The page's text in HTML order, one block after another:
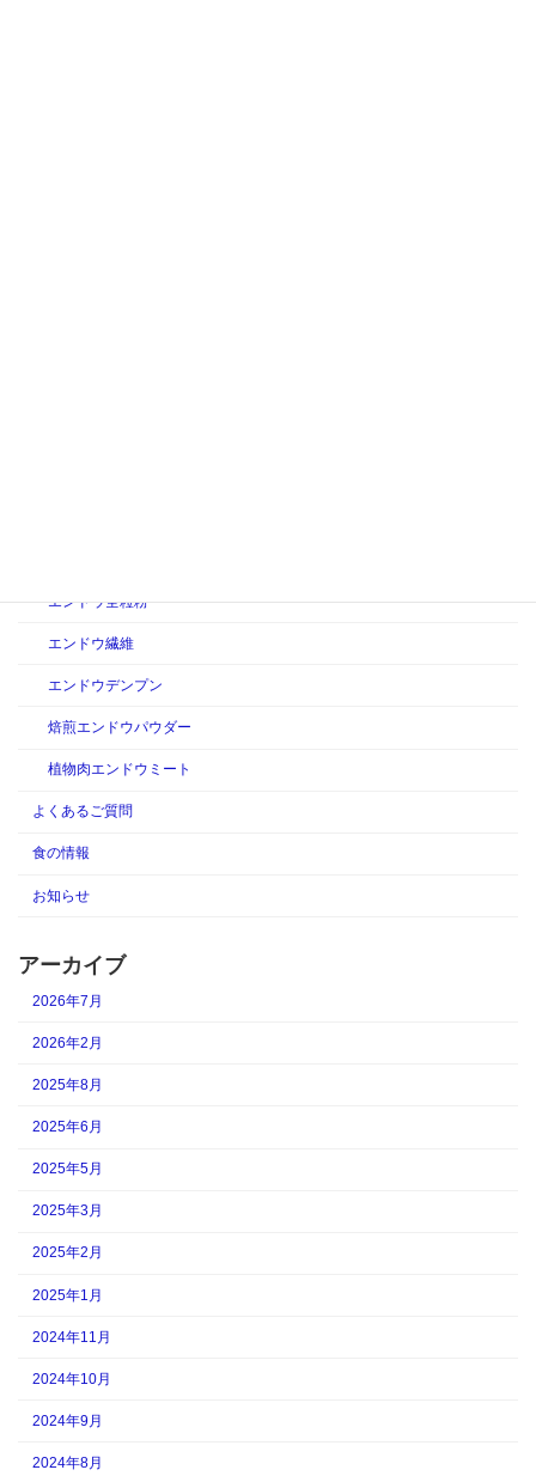
エンドウ全粒粉
エンドウ繊維
エンドウデンプン
焙煎エンドウパウダー
植物肉エンドウミート
よくあるご質問
食の情報
お知らせ
アーカイブ
2026年7月
2026年2月
2025年8月
2025年6月
2025年5月
2025年3月
2025年2月
2025年1月
2024年11月
2024年10月
2024年9月
2024年8月